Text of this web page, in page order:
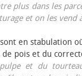
plus dans les
et on les vend
en stabulation
pois et du
et du tourteau